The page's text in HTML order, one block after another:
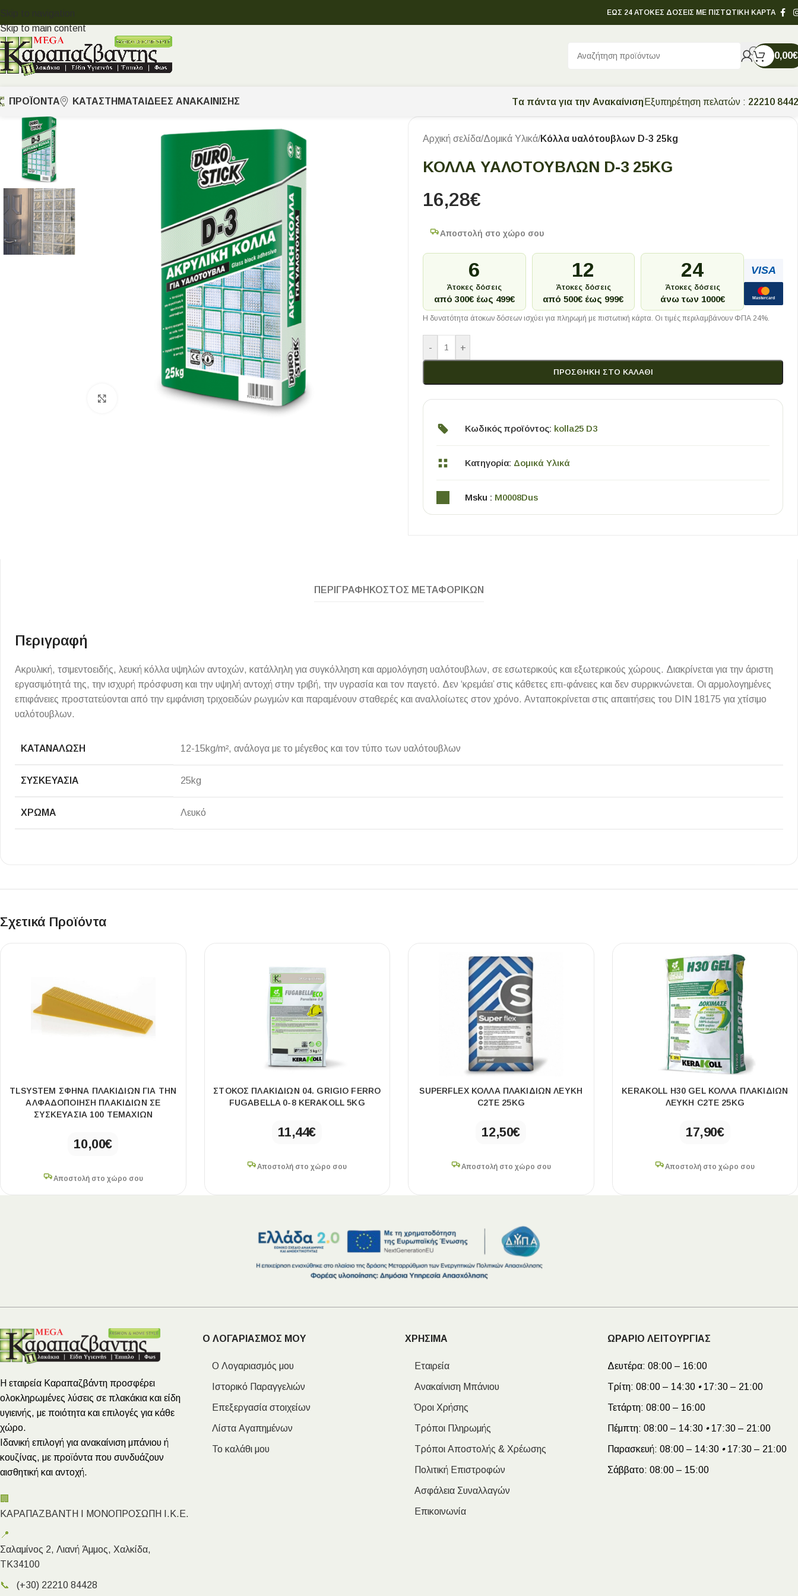
Skip to navigation
Skip to main content
ΕΩΣ 24 ΑΤΟΚΕΣ ΔΟΣΕΙΣ ΜΕ ΠΙΣΤΩΤΙΚΗ ΚΑΡΤΑ
0,00€
ΠΡΟΪΟΝΤΑ
ΕΙΔΟΣ ΠΛΑΚΙΔΙΩΝ
Κουζίνας
Εσωτερικού Χώρου
Ντεκόρ - Μπάνιου
Επένδυσης Τοίχου
ΥΦΟΣ ΠΛΑΚΙΔΙΩΝ
Πέτρα
Μάρμαρο
ΧΡΗΣΙΜΑ
Οδηγός Αγοράς Πλακιδίων
ΚΑΤΑΣΤΗΜΑΤΑ ΙΔΈΕΣ ΑΝΑΚΑΊΝΙΣΗΣ Tα πάντα για την Ανακαίνιση Εξυπηρέτηση πελατών : 22210
Κλικ για μεγέθυνση
Αρχική σελίδα/Δομικά Υλικά/Κόλλα υαλότουβλων D-3 25kg
ΚΌΛΛΑ ΥΑΛΌΤΟΥΒΛΩΝ D-3 25KG
16,28€
Αποστολή στο χώρο σου
6
Άτοκες δόσεις
από 300€ έως 499€
12
Άτοκες δόσεις
από 500€ έως 999€
24
Άτοκες δόσεις
άνω των 1000€
VISA
Mastercard
Η δυνατότητα άτοκων δόσεων ισχύει για πληρωμή με πιστωτική κάρτα. Οι τιμές περιλαμβάνουν ΦΠΑ 24%.
- +
ΠΡΟΣΘΉΚΗ ΣΤΟ ΚΑΛΆΘΙ
Κωδικός προϊόντος: kolla25 D3
Κατηγορία: Δομικά Υλικά
Msku : M0008Dus
ΠΕΡΙΓΡΑΦΉ ΚΌΣΤΟΣ ΜΕΤΑΦΟΡΙΚΏΝ
Περιγραφή
Ακρυλική, τσιμεντοειδής, λευκή κόλλα υψηλών αντοχών, κατάλληλη για συγκόλληση και αρμολόγηση υαλότουβλων, σε εσωτερικούς και εξωτερικούς χώρους. Διακρίνεται για την άριστη
εργασιμότητά της, την ισχυρή πρόσφυση και την υψηλή αντοχή στην τριβή, την υγρασία και τον παγετό. Δεν ‘κρεμάει’ στις κάθετες επι-φάνειες και δεν συρρικνώνεται. Οι αρμολογημένες
επιφάνειες προστατεύονται από την εμφάνιση τριχοειδών ρωγμών και παραμένουν σταθερές και αναλλοίωτες στον χρόνο. Aνταποκρίνεται στις απαιτήσεις του DIN 18175 για χτίσιμο
υαλότουβλων.
ΚΑΤΑΝΆΛΩΣΗ 12-15kg/m², ανάλογα με το μέγεθος και τον τύπο των υαλότουβλων
ΣΥΣΚΕΥΑΣΊΑ 25kg
ΧΡΏΜΑ Λευκό
Σχετικά Προϊόντα
TLSYSTEM ΣΦΗΝΑ ΠΛΑΚΙΔΙΩΝ ΓΙΑ ΤΗΝ
ΑΛΦΑΔΟΠΟΙΗΣΗ ΠΛΑΚΙΔΙΩΝ ΣΕ
ΣΥΣΚΕΥΑΣΙΑ 100 ΤΕΜΑΧΙΩΝ
10,00€
Αποστολή στο χώρο σου
ΣΤΟΚΟΣ ΠΛΑΚΙΔΙΩΝ 04. GRIGIO FERRO
FUGABELLA 0-8 KERAKOLL 5KG
11,44€
Αποστολή στο χώρο σου
SUPERFLEX ΚΟΛΛΑ ΠΛΑΚΙΔΙΩΝ ΛΕΥΚΗ
C2ΤE 25KG
12,50€
Αποστολή στο χώρο σου
KERAKOLL H30 GEL ΚΟΛΛΑ ΠΛΑΚΙΔΙΩΝ
ΛΕΥΚΗ C2TE 25KG
17,90€
Αποστολή στο χώρο σου
Η εταιρεία Καραπαζβάντη προσφέρει
ολοκληρωμένες λύσεις σε πλακάκια και είδη
υγιεινής, με ποιότητα και επιλογές για κάθε
χώρο.
Ιδανική επιλογή για ανακαίνιση μπάνιου ή
κουζίνας, με προϊόντα που συνδυάζουν
αισθητική και αντοχή.
🏢
ΚΑΡΑΠΑΖΒΑΝΤΗ Ι ΜΟΝΟΠΡΟΣΩΠΗ Ι.Κ.Ε.
📍
Σαλαμίνος 2, Λιανή Άμμος, Χαλκίδα,
ΤΚ34100
📞 (+30) 22210 84428
Ο ΛΟΓΑΡΙΑΣΜΟΣ ΜΟΥ
Ο Λογαριασμός μου
Ιστορικό Παραγγελιών
Επεξεργασία στοιχείων
Λίστα Αγαπημένων
Το καλάθι μου
ΧΡΗΣΙΜΑ
Εταιρεία
Ανακαίνιση Μπάνιου
Όροι Χρήσης
Τρόποι Πληρωμής
Τρόποι Αποστολής & Χρέωσης
Πολιτική Επιστροφών
Ασφάλεια Συναλλαγών
Επικοινωνία
ΩΡΑΡΙΟ ΛΕΙΤΟΥΡΓΙΑΣ
Δευτέρα: 08:00 – 16:00
Τρίτη: 08:00 – 14:30 •17:30 – 21:00
Τετάρτη: 08:00 – 16:00
Πέμπτη: 08:00 – 14:30 •17:30 – 21:00
Παρασκευή: 08:00 – 14:30 •17:30 – 21:00
Σάββατο: 08:00 – 15:00